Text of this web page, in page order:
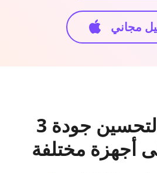
مجاني
3 تطبيقات لتحسين جودة
أجهزة مختلفة